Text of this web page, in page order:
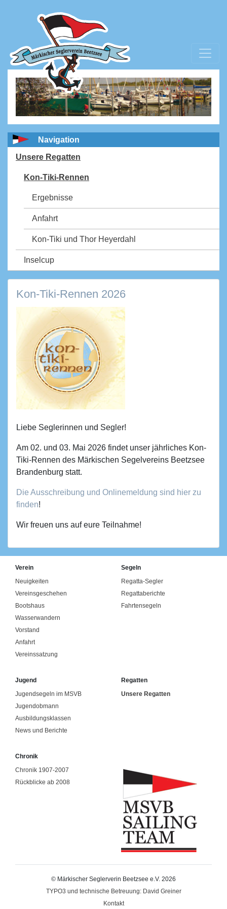
Kon-Tiki-Rennen 2026
Liebe Seglerinnen und Segler!
Am 02. und 03. Mai 2026 findet unser jährliches Kon-
Tiki-Rennen des Märkischen Segelvereins Beetzsee
Brandenburg statt.
Die Ausschreibung und Onlinemeldung sind hier zu
finden!
Wir freuen uns auf eure Teilnahme!
Navigation
Unsere Regatten
Kon-Tiki-Rennen
Ergebnisse
Anfahrt
Kon-Tiki und Thor Heyerdahl
Inselcup
Verein
Neuigkeiten
Vereinsgeschehen
Bootshaus
Wasserwandern
Vorstand
Anfahrt
Vereinssatzung
Segeln
Regatta-Segler
Regattaberichte
Fahrtensegeln
Jugend
Jugendsegeln im MSVB
Jugendobmann
Ausbildungsklassen
News und Berichte
Regatten
Unsere Regatten
Chronik
Chronik 1907-2007
Rückblicke ab 2008
© Märkischer Seglerverin Beetzsee e.V. 2026
TYPO3 und technische Betreuung: David Greiner
Kontakt